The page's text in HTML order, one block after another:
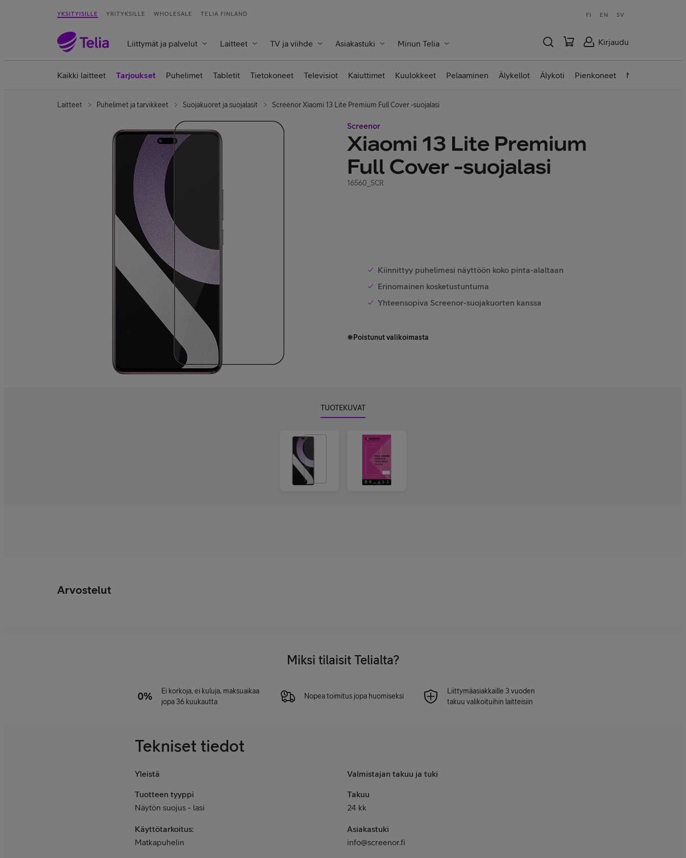
YKSITYISILLE YRITYKSILLE WHOLESALE TELIA FINLAND FI EN SV
Liittymät ja palvelut Laitteet TV ja viihde Asiakastuki Minun Telia Kirjaudu
Kaikki laitteet Tarjoukset Puhelimet Tabletit Tietokoneet Televisiot Kaiuttimet Kuulokkeet Pelaaminen Älykellot Älykoti Pienkoneet Nettilaitteet
Laitteet Puhelimet ja tarvikkeet Suojakuoret ja suojalasit Screenor Xiaomi 13 Lite Premium Full Cover -suojalasi
Screenor
Xiaomi 13 Lite Premium
Full Cover -suojalasi
16560_SCR
Kiinnittyy puhelimesi näyttöön koko pinta-alaltaan
Erinomainen kosketustuntuma
Yhteensopiva Screenor-suojakuorten kanssa
Poistunut valikoimasta
TUOTEKUVAT
Arvostelut
Miksi tilaisit Telialta?
Ei korkoja, ei kuluja, maksuaikaa
jopa 36 kuukautta
Nopea toimitus jopa huomiseksi
Liittymäasiakkaille 3 vuoden
takuu valikoituihin laitteisiin
Tekniset tiedot
Yleistä
Tuotteen tyyppi
Näytön suojus - lasi
Käyttötarkoitus:
Matkapuhelin
Valmistajan takuu ja tuki
Takuu
24 kk
Asiakastuki
info@screenor.fi